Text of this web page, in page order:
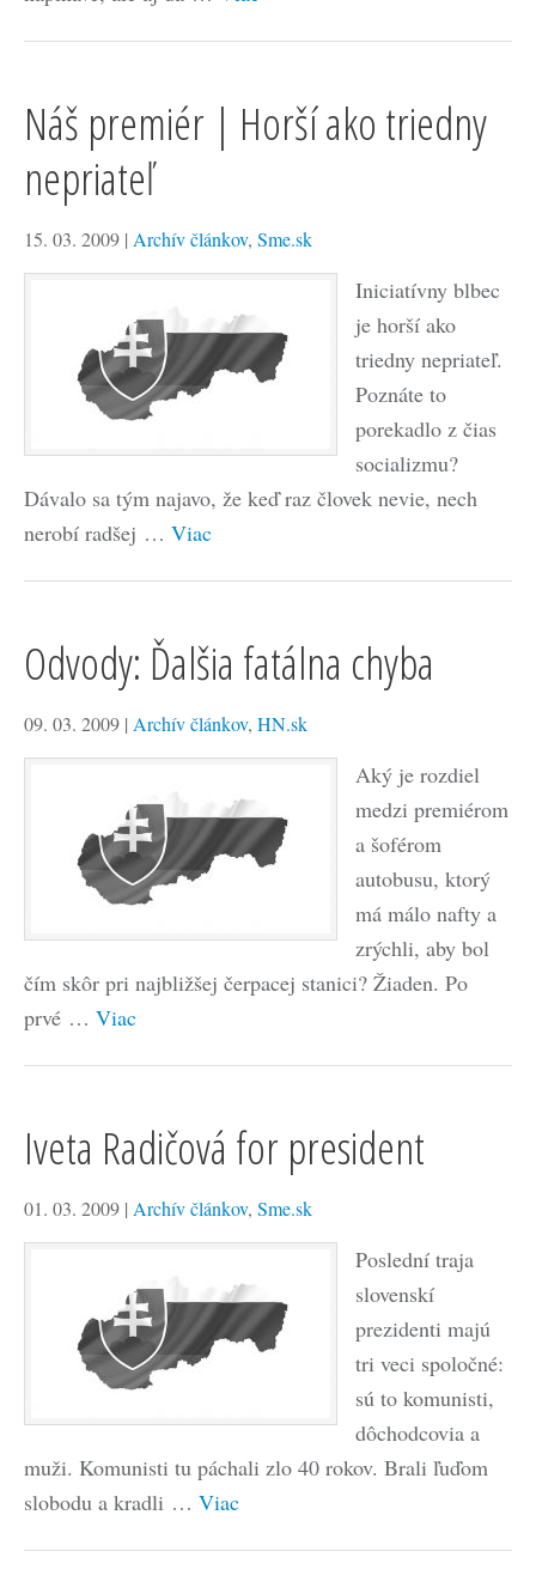
Náš premiér | Horší ako triedny
nepriateľ
15. 03. 2009 | Archív článkov, Sme.sk
Iniciatívny blbec
je horší ako
triedny nepriateľ.
Poznáte to
porekadlo z čias
socializmu?
Dávalo sa tým najavo, že keď raz človek nevie, nech
nerobí radšej … Viac
Odvody: Ďalšia fatálna chyba
09. 03. 2009 | Archív článkov, HN.sk
Aký je rozdiel
medzi premiérom
a šoférom
autobusu, ktorý
má málo nafty a
zrýchli, aby bol
čím skôr pri najbližšej čerpacej stanici? Žiaden. Po
prvé … Viac
Iveta Radičová for president
01. 03. 2009 | Archív článkov, Sme.sk
Poslední traja
slovenskí
prezidenti majú
tri veci spoločné:
sú to komunisti,
dôchodcovia a
muži. Komunisti tu páchali zlo 40 rokov. Brali ľuďom
slobodu a kradli … Viac